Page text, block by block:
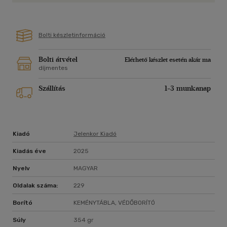
találhat ki semmit."
Barnás Ferenc 1959-ben született Debrecenben.
Bolti készletinformáció
Bolti átvétel
Elérhető készlet esetén akár ma
díjmentes
Szállítás 1-3 munkanap
Kiadó Jelenkor Kiadó
Kiadás éve 2025
Nyelv MAGYAR
Oldalak száma: 229
Borító KEMÉNYTÁBLA, VÉDŐBORÍTÓ
Súly 354 gr